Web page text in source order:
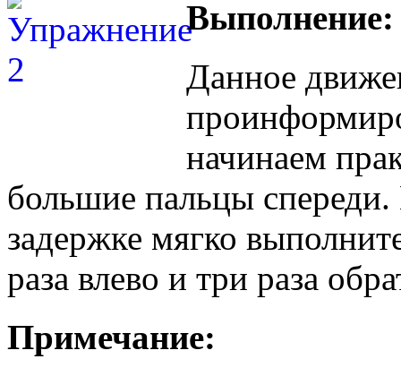
Выполнение:
Данное
начинаем
большие пальцы
задержке мягко
раза влево и три раза
Примечание: